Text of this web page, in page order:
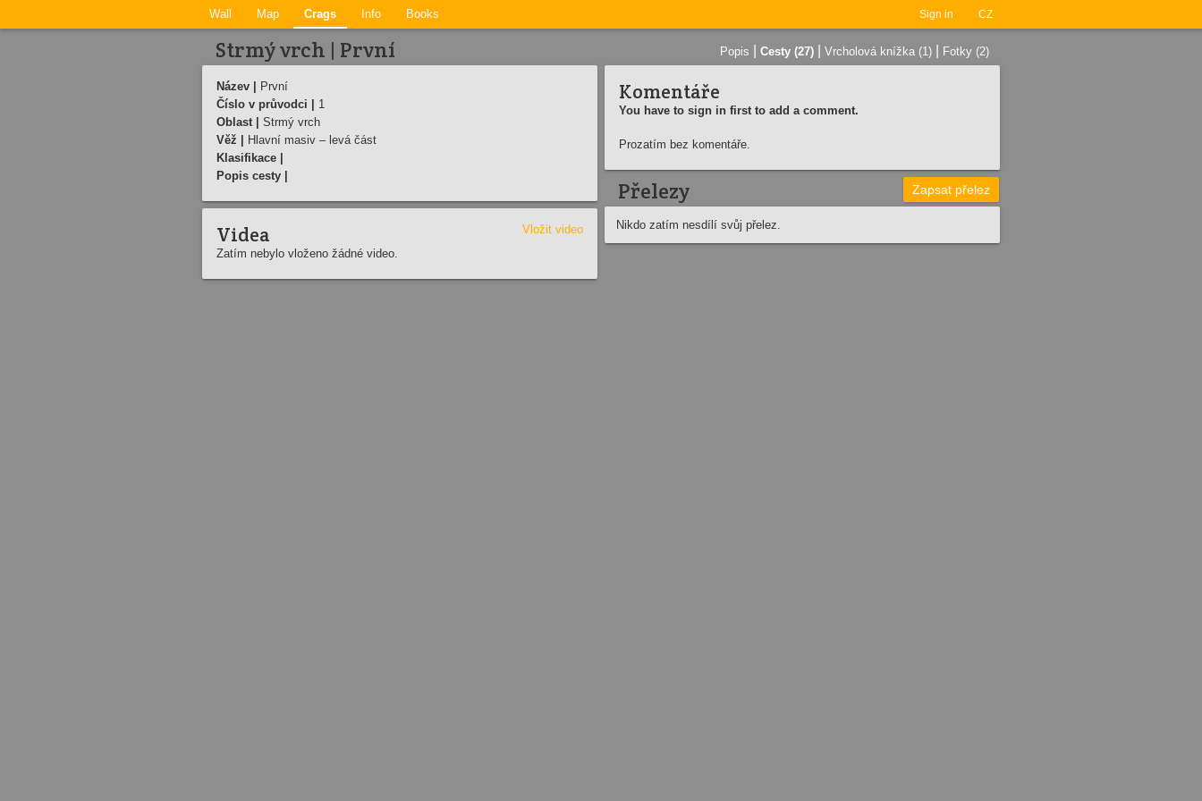
Sign in CZ
Wall Map Crags Info Books
Strmý vrch | První­ Popis Cesty (27) Vrcholová knížka (1) Fotky (2)
Název |
První­
Číslo v průvodci |
1
Oblast |
Strmý vrch
Věž |
Hlavní­ masiv – levá část
Klasifikace |
Popis cesty |
Videa
Vložit video
Zatím nebylo vloženo žádné video.
Komentáře
You have to sign in first to add a comment.
Prozatím bez komentáře.
Přelezy Zapsat přelez
Nikdo zatím nesdílí svůj přelez.